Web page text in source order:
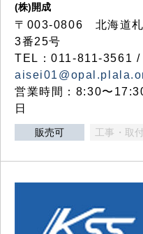
(株)開成
〒003-0806 北海道札
3番25号
TEL：011-811-3561
営業時間：8:30〜
日
販売可 工事・取